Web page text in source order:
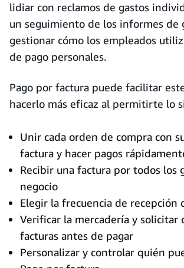
lidiar con reclamos de gastos
un seguimiento de los informes de
gestionar cómo los empleados
de pago personales.
Pago por factura puede facilitar
hacerlo más eficaz al permitirte lo
Unir cada orden de compra con
factura y hacer pagos
Recibir una factura por todos los
negocio
Elegir la frecuencia de recepción
Verificar la mercadería y solicitar
facturas antes de pagar
Personalizar y controlar quién